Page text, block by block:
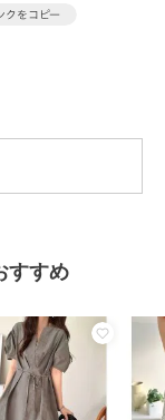
る万能アイテム♪
プスを合わせても
ば女性らしい印象に
すすめ